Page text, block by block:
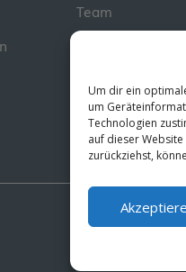
Um dir ein
um
Technologien
auf dieser
zurückziehst,
Team